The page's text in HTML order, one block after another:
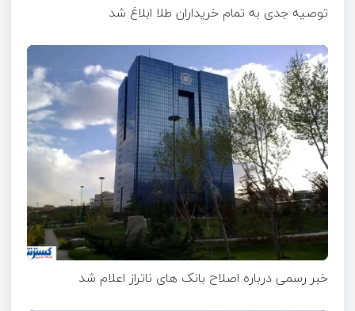
توصیه جدی به تمام خریداران طلا ابلاغ شد
خبر رسمی درباره اصلاح بانک های ناتراز اعلام شد